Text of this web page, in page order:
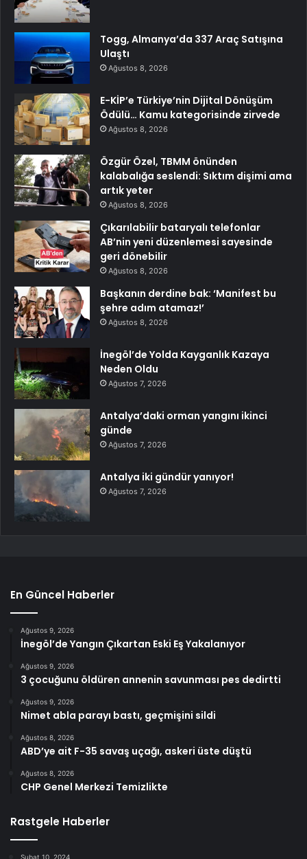
Togg, Almanya’da 337 Araç Satışına
Ulaştı
Ağustos 8, 2026
E-KİP’e Türkiye’nin Dijital Dönüşüm
Ödülü… Kamu kategorisinde zirvede
Ağustos 8, 2026
Özgür Özel, TBMM önünden
kalabalığa seslendi: Sıktım dişimi ama
artık yeter
Ağustos 8, 2026
Çıkarılabilir bataryalı telefonlar
AB’nin yeni düzenlemesi sayesinde
geri dönebilir
Ağustos 8, 2026
Başkanın derdine bak: ‘Manifest bu
şehre adım atamaz!’
Ağustos 8, 2026
İnegöl’de Yolda Kayganlık Kazaya
Neden Oldu
Ağustos 7, 2026
Antalya’daki orman yangını ikinci
günde
Ağustos 7, 2026
Antalya iki gündür yanıyor!
Ağustos 7, 2026
En Güncel Haberler
Ağustos 9, 2026
İnegöl’de Yangın Çıkartan Eski Eş Yakalanıyor
Ağustos 9, 2026
3 çocuğunu öldüren annenin savunması pes dedirtti
Ağustos 9, 2026
Nimet abla parayı bastı, geçmişini sildi
Ağustos 8, 2026
ABD’ye ait F-35 savaş uçağı, askeri üste düştü
Ağustos 8, 2026
CHP Genel Merkezi Temizlikte
Rastgele Haberler
Şubat 10, 2024